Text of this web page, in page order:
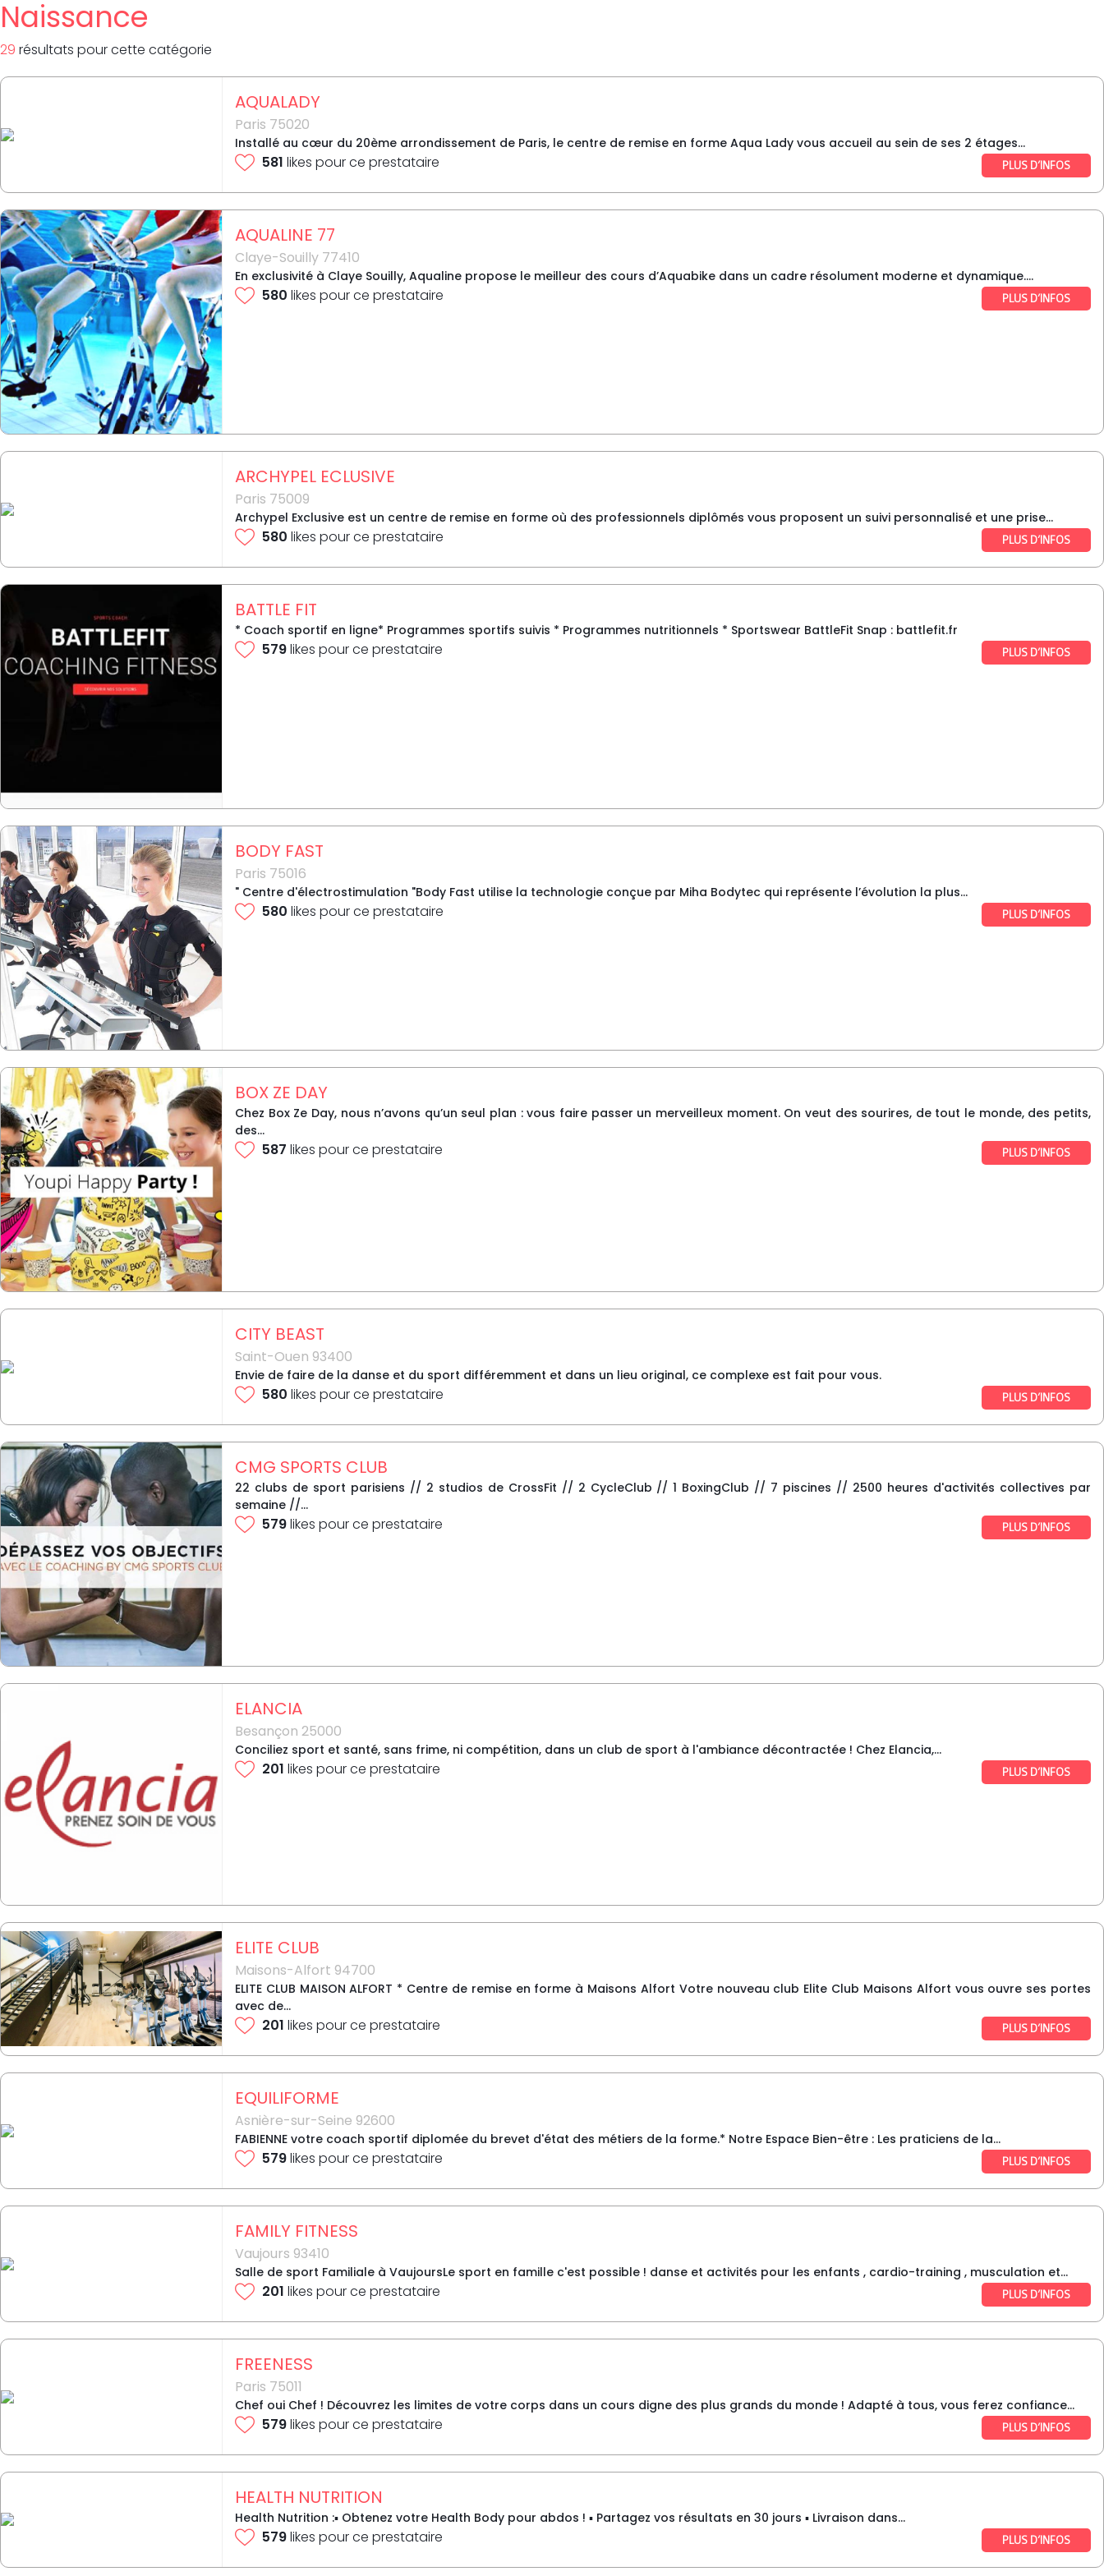
Naissance
29 résultats pourcette catégorie
AQUALADY
Paris 75020
Installé au cœur du 20ème arrondissement de Paris, le centre de remise en forme Aqua Lady vous accueil au sein de ses 2 étages...
581 likes pour ce prestataire PLUS D’INFOS
AQUALINE 77
Claye-Souilly 77410
En exclusivité à Claye Souilly, Aqualine propose le meilleur des cours d’Aquabike dans un cadre résolument moderne et dynamique....
580 likes pour ce prestataire PLUS D’INFOS
ARCHYPEL ECLUSIVE
Paris 75009
Archypel Exclusive est un centre de remise en forme où des professionnels diplômés vous proposent un suivi personnalisé et une prise...
580 likes pour ce prestataire PLUS D’INFOS
BATTLE FIT
* Coach sportif en ligne* Programmes sportifs suivis * Programmes nutritionnels * Sportswear BattleFit Snap : battlefit.fr
579likes pour ce prestataire PLUS D’INFOS
BODY FAST
Paris 75016
" Centre d'électrostimulation "Body Fast utilise la technologie conçue par Miha Bodytec qui représente l’évolution la plus...
580 likes pour ce prestataire PLUS D’INFOS
BOX ZE DAY
Chez Box Ze Day, nous n’avons qu’un seul plan : vous faire passer un merveilleux moment. On veut des sourires, de tout le monde, des petits,
des...
587 likes pour ce prestataire PLUS D’INFOS
CITY BEAST
Saint-Ouen 93400
Envie de faire de la danse et du sport différemment et dans un lieu original, ce complexe est fait pour vous.
580 likes pour ce prestataire PLUS D’INFOS
CMG SPORTS CLUB
22 clubs de sport parisiens // 2 studios de CrossFit // 2 CycleClub // 1 BoxingClub // 7 piscines // 2500 heures d'activités collectives par
semaine //...
579likes pour ce prestataire PLUS D’INFOS
ELANCIA
Besançon 25000
Conciliez sport et santé, sans frime, ni compétition, dans un club de sport à l'ambiance décontractée ! Chez Elancia,...
201 likes pour ce prestataire PLUS D’INFOS
ELITE CLUB
Maisons-Alfort 94700
ELITE CLUB MAISON ALFORT * Centre de remise en forme à Maisons Alfort Votre nouveau club Elite Club Maisons Alfort vous ouvre ses portes
avec de...
201 likes pour ce prestataire PLUS D’INFOS
EQUILIFORME
Asnière-sur-Seine 92600
FABIENNE votre coach sportif diplomée du brevet d'état des métiers de la forme.* Notre Espace Bien-être : Les praticiens de la...
579likes pour ce prestataire PLUS D’INFOS
FAMILY FITNESS
Vaujours 93410
Salle de sport Familiale à VaujoursLe sport en famille c'est possible ! danse et activités pour les enfants , cardio-training , musculation et...
201 likes pour ce prestataire PLUS D’INFOS
FREENESS
Paris 75011
Chef oui Chef ! Découvrez les limites de votre corps dans un cours digne des plus grands du monde ! Adapté à tous, vous ferez confiance...
579likes pour ce prestataire PLUS D’INFOS
HEALTH NUTRITION
Health Nutrition :▪️ Obtenez votre Health Body pour abdos ! ▪️ Partagez vos résultats en 30 jours ▪️ Livraison dans...
579likes pour ce prestataire PLUS D’INFOS